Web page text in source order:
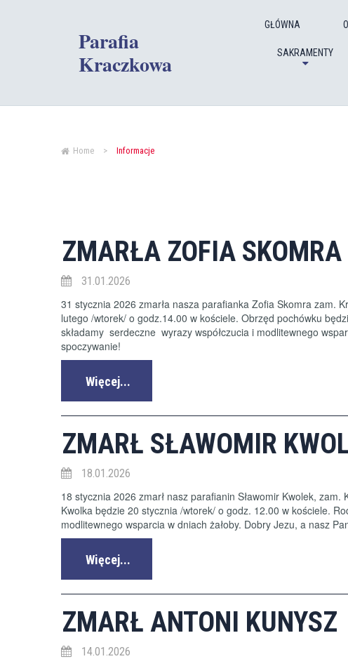
Parafia
Kraczkowa
GŁÓWNA
SAKRAMENTY
Home > Informacje
ZMARŁA ZOFIA SKOMRA
31.01.2026
31 stycznia 2026 zmarła nasza parafianka Zofia Skomra zam.
lutego /wtorek/ o godz.14.00 w kościele. Obrzęd pochówku
składamy serdeczne wyrazy współczucia i modlitewnego
spoczywanie!
Więcej...
ZMARŁ SŁAWOMIR
18.01.2026
18 stycznia 2026 zmarł nasz parafianin Sławomir Kwolek,
Kwolka będzie 20 stycznia /wtorek/ o godz. 12.00 w kościele.
modlitewnego wsparcia w dniach żałoby. Dobry Jezu, a nasz
Więcej...
ZMARŁ ANTONI KUNYSZ
14.01.2026